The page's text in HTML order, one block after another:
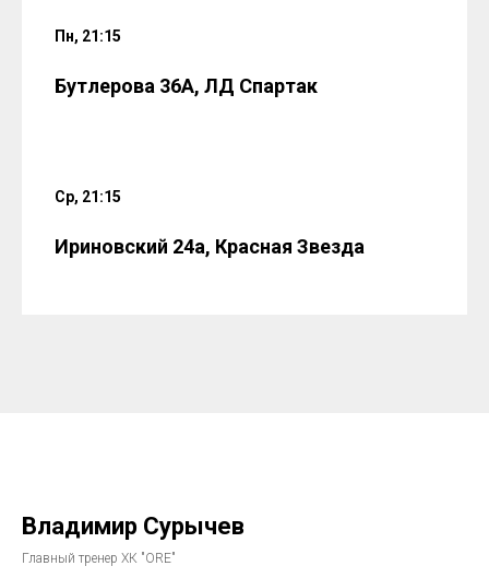
Пн, 21:15
Бутлерова 36А, ЛД Спартак
Ср, 21:15
Ириновский 24а, Красная Звезда
Владимир Сурычев
Главный тренер ХК "ORE"